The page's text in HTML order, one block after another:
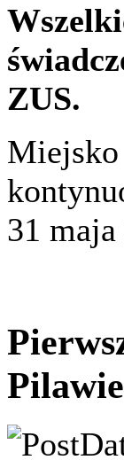
ZUS.
Miejsko
31
Pilawie